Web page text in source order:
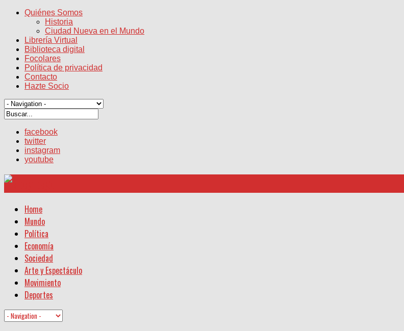
Quiénes Somos
Historia
Ciudad Nueva en el Mundo
Librería Virtual
Biblioteca digital
Focolares
Política de privacidad
Contacto
Hazte Socio
facebook
twitter
instagram
youtube
Home
Mundo
Política
Economía
Sociedad
Arte y Espectáculo
Movimiento
Deportes